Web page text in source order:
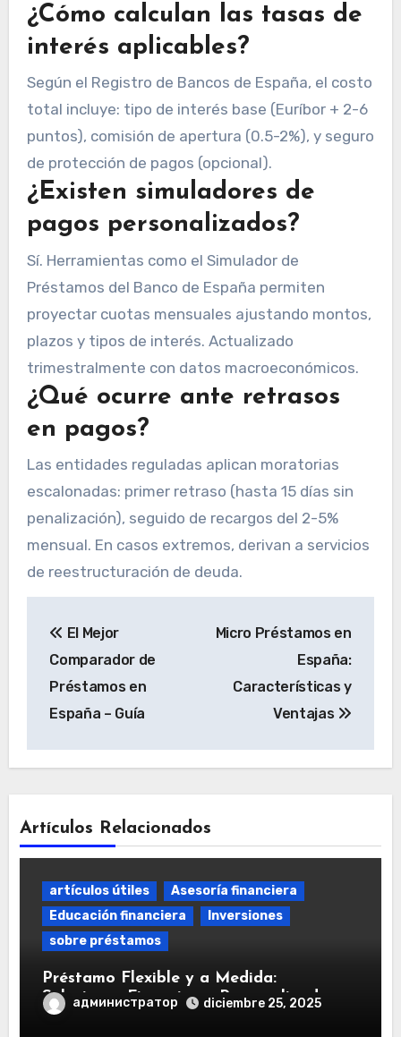
¿Cómo calculan las tasas de
interés aplicables?
Según el Registro de Bancos de España, el costo
total incluye: tipo de interés base (Euríbor + 2-6
puntos), comisión de apertura (0.5-2%), y seguro
de protección de pagos (opcional).
¿Existen simuladores de
pagos personalizados?
Sí. Herramientas como el Simulador de
Préstamos del Banco de España permiten
proyectar cuotas mensuales ajustando montos,
plazos y tipos de interés. Actualizado
trimestralmente con datos macroeconómicos.
¿Qué ocurre ante retrasos
en pagos?
Las entidades reguladas aplican moratorias
escalonadas: primer retraso (hasta 15 días sin
penalización), seguido de recargos del 2-5%
mensual. En casos extremos, derivan a servicios
de reestructuración de deuda.
de
entradas
El Mejor
Comparador de
Préstamos en
España – Guía
Micro Préstamos en
España:
Características y
Ventajas
Artículos Relacionados
artículos útiles
Asesoría financiera
Educación financiera
Inversiones
sobre préstamos
Préstamo Flexible y a Medida:
Soluciones Financieras Personalizadas
администратор diciembre 25, 2025